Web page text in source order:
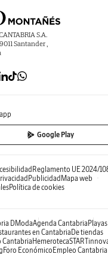
S.A.
Santander ,
Google Play
Reglamento UE 2024/
PublicidadMapa web
Política de cookies
DModaAgenda CantabriaPlayas
en CantabriaDe tiendas
CantabriaHemeroteca
Foro EconómicoEmpleo Cantabria